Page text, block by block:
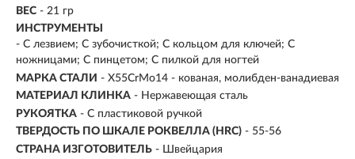
ВЕС - 21 гр
ИНСТРУМЕНТЫ
- С лезвием; С зубочисткой; С кольцом для ключей; С
ножницами; С пинцетом; С пилкой для ногтей
МАРКА СТАЛИ - X55CrMo14 - кованая, молибден-ванадиевая
МАТЕРИАЛ КЛИНКА - Нержавеющая сталь
РУКОЯТКА - С пластиковой ручкой
ТВЕРДОСТЬ ПО ШКАЛЕ РОКВЕЛЛА (HRC) - 55-56
СТРАНА ИЗГОТОВИТЕЛЬ - Швейцария